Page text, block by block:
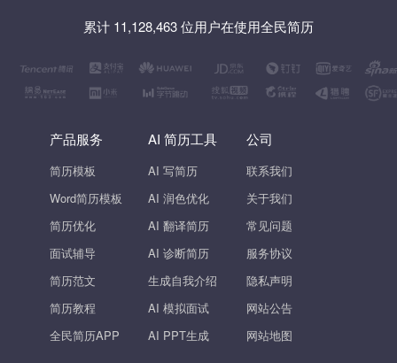
累计 11,128,463 位用户在使用全民简历
产品服务
简历模板
Word简历模板
简历优化
面试辅导
简历范文
简历教程
全民简历APP
AI 简历工具
AI 写简历
AI 润色优化
AI 翻译简历
AI 诊断简历
生成自我介绍
AI 模拟面试
AI PPT生成
公司
联系我们
关于我们
常见问题
服务协议
隐私声明
网站公告
网站地图